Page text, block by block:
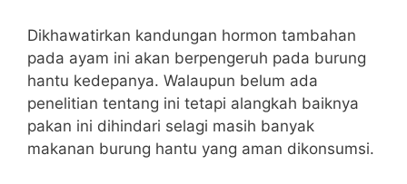
Dikhawatirkan kandungan hormon tambahan
pada ayam ini akan berpengeruh pada burung
hantu kedepanya. Walaupun belum ada
penelitian tentang ini tetapi alangkah baiknya
pakan ini dihindari selagi masih banyak
makanan burung hantu yang aman dikonsumsi.